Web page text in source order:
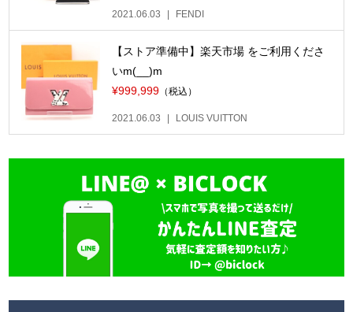
2021.06.03 FENDI
【ストア準備中】楽天市場 をご利用くださ
いm(__)m
¥999,999 （税込）
2021.06.03 LOUIS VUITTON